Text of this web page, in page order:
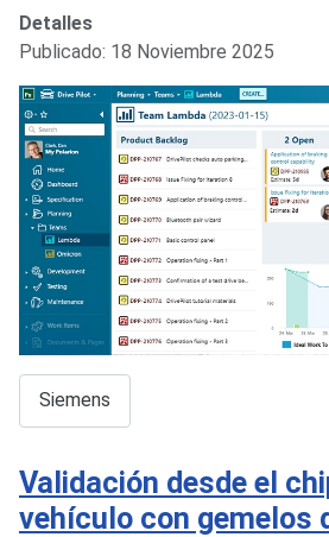
Detalles
Publicado: 18 Noviembre 2025
Siemens
Validación desde el
vehículo con gemelos